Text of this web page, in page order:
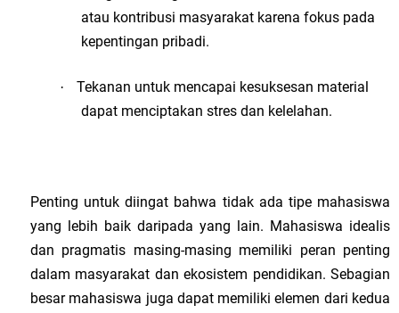
atau kontribusi masyarakat karena fokus pada
kepentingan pribadi.
·
Tekanan untuk mencapai kesuksesan material
dapat menciptakan stres dan kelelahan.
Penting untuk diingat bahwa tidak ada tipe mahasiswa
yang lebih baik daripada yang lain. Mahasiswa idealis
dan pragmatis masing-masing memiliki peran penting
dalam masyarakat dan ekosistem pendidikan. Sebagian
besar mahasiswa juga dapat memiliki elemen dari kedua